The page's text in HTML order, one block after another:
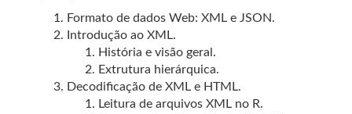
Formato de dados Web: XML e JSON.
Introdução ao XML.
História e visão geral.
Extrutura hierárquica.
Decodificação de XML e HTML.
Leitura de arquivos XML no R.